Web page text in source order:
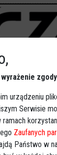
urządzeniu
Serwisie
Zaufanych
Państwo w